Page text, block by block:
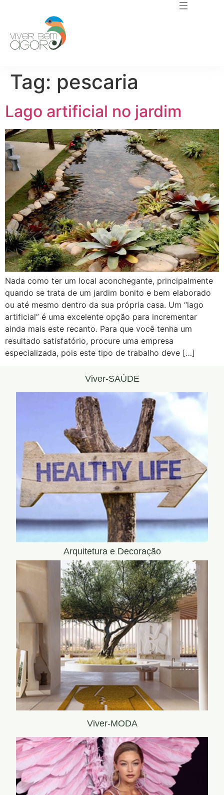
Tag: pescaria
Lago artificial no jardim
Nada como ter um local aconchegante, principalmente
quando se trata de um jardim bonito e bem elaborado
ou até mesmo dentro da sua própria casa. Um “lago
artificial” é uma excelente opção para incrementar
ainda mais este recanto. Para que você tenha um
resultado satisfatório, procure uma empresa
especializada, pois este tipo de trabalho deve […]
Viver-SAÚDE
Arquitetura e Decoração
Viver-MODA